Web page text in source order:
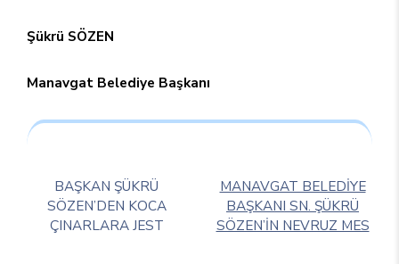
Şükrü SÖZEN
Manavgat Belediye Başkanı
BAŞKAN ŞÜKRÜ
SÖZEN’DEN KOCA
ÇINARLARA JEST
MANAVGAT BELEDİYE
BAŞKANI SN. ŞÜKRÜ
SÖZEN’İN NEVRUZ MES